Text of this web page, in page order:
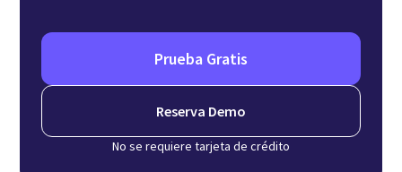
Prueba Gratis
Reserva Demo
No se requiere tarjeta de crédito